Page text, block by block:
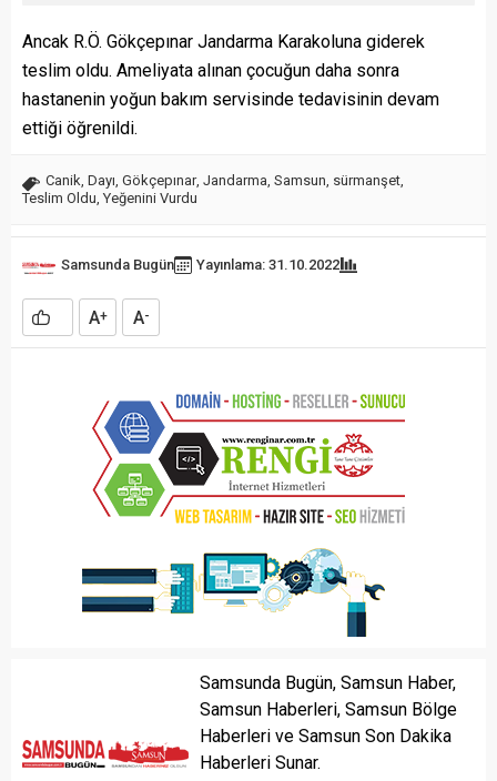
Ancak R.Ö. Gökçepınar Jandarma Karakoluna giderek
teslim oldu. Ameliyata alınan çocuğun daha sonra
hastanenin yoğun bakım servisinde tedavisinin devam
ettiği öğrenildi.
Canik, Dayı, Gökçepınar, Jandarma, Samsun, sürmanşet,
Teslim Oldu, Yeğenini Vurdu
Samsunda Bugün Yayınlama: 31.10.2022
A+ A-
Samsunda Bugün, Samsun Haber,
Samsun Haberleri, Samsun Bölge
Haberleri ve Samsun Son Dakika
Haberleri Sunar.